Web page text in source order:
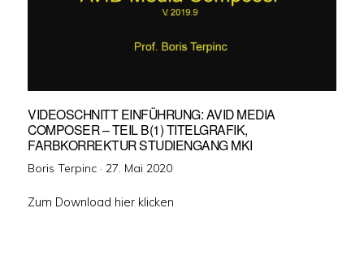
VIDEOSCHNITT EINFÜHRUNG: AVID MEDIA
COMPOSER – TEIL B(1) TITELGRAFIK,
FARBKORREKTUR STUDIENGANG MKI
Boris Terpinc · Veröffentlicht
27. Mai 2020
Zum Download hier klicken